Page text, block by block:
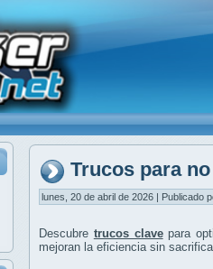
Trucos para
lunes, 20 de abril de 2026 | Publicado
Descubre trucos clavepara
mejoran la eficiencia sin